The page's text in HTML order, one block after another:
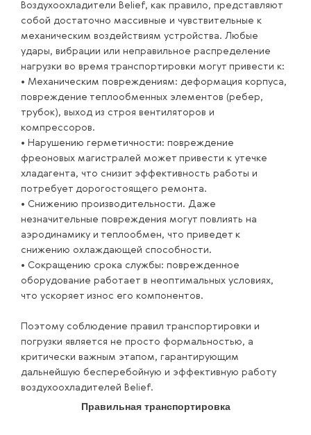
Воздухоохладители Belief, как правило, представляют
собой достаточно массивные и чувствительные к
механическим воздействиям устройства. Любые
удары, вибрации или неправильное распределение
нагрузки во время транспортировки могут привести к:
• Механическим повреждениям: деформация корпуса,
повреждение теплообменных элементов (ребер,
трубок), выход из строя вентиляторов и
компрессоров.
• Нарушению герметичности: повреждение
фреоновых магистралей может привести к утечке
хладагента, что снизит эффективность работы и
потребует дорогостоящего ремонта.
• Снижению производительности. Даже
незначительные повреждения могут повлиять на
аэродинамику и теплообмен, что приведет к
снижению охлаждающей способности.
• Сокращению срока службы: поврежденное
оборудование работает в неоптимальных условиях,
что ускоряет износ его компонентов.
Поэтому соблюдение правил транспортировки и
погрузки является не просто формальностью, а
критически важным этапом, гарантирующим
дальнейшую бесперебойную и эффективную работу
воздухоохладителей Belief.
Правильная транспортировка